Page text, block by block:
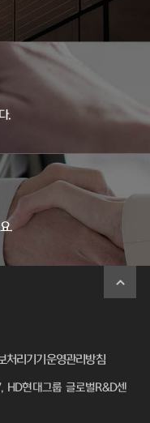
.
.
처리기기운영관리방침
HD현대그룹 글로벌R&D센